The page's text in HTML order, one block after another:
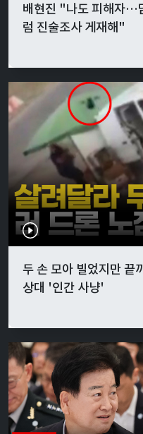
배현진 "나도 피해자…
럼 진술조사 게재해"
두 손 모아 빌었지만
상대 '인간 사냥'